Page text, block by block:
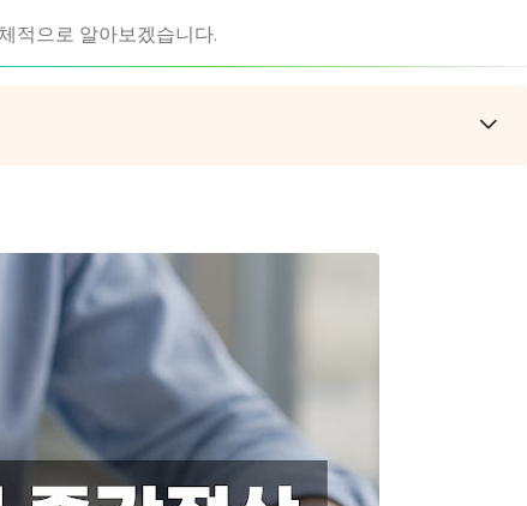
적으로 알아보겠습니다.